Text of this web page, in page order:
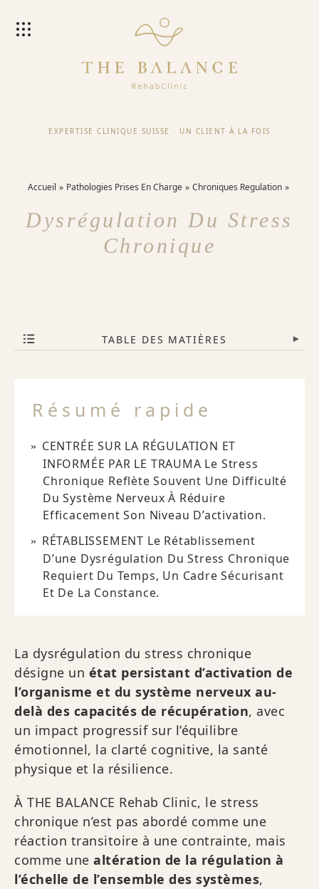
EXPERTISE CLINIQUE SUISSE · UN CLIENT À LA FOIS
Accueil Pathologies Prises En Charge Chroniques Regulation
Dysrégulation Du Stress
Chronique
TABLE DES MATIÈRES ▾
Résumé rapide
CENTRÉE SUR LA RÉGULATION ET
INFORMÉE PAR LE TRAUMA Le Stress
Chronique Reflète Souvent Une Difficulté
Du Système Nerveux À Réduire
Efficacement Son Niveau D’activation.
RÉTABLISSEMENT Le Rétablissement
D’une Dysrégulation Du Stress Chronique
Requiert Du Temps, Un Cadre Sécurisant
Et De La Constance.
La dysrégulation du stress chronique
désigne un état persistant d’activation de
l’organisme et du système nerveux au-
delà des capacités de récupération, avec
un impact progressif sur l’équilibre
émotionnel, la clarté cognitive, la santé
physique et la résilience.
À THE BALANCE Rehab Clinic, le stress
chronique n’est pas abordé comme une
réaction transitoire à une contrainte, mais
comme une altération de la régulation à
l’échelle de l’ensemble des systèmes,